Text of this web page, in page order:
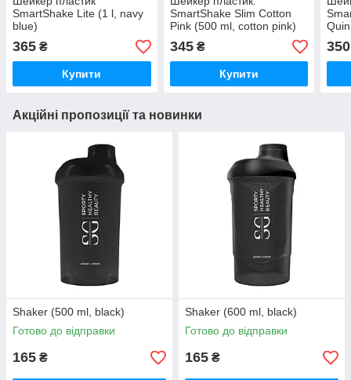
SmartShake Lite (1 l, navy
blue)
365 ₴
Купити
SmartShake Slim Cotton
Pink (500 ml, cotton pink)
345₴
Купити
350
Акційні пропозиції та новинки
Shaker (500 ml, black)
Готово до відправки
165 ₴
Shaker (600 ml, black)
Готово до відправки
165 ₴